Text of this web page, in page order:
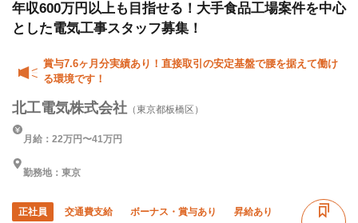
年収600万円以上も目指せる！大手食品工場案件を中心
とした電気工事スタッフ募集！
賞与7.6ヶ月分実績あり！直接取引の安定基盤で腰を据えて働け
る環境です！
北工電気株式会社 （東京都板橋区）
月給：22万円〜41万円
勤務地：東京
正社員 交通費支給 ボーナス・賞与あり 昇給あり